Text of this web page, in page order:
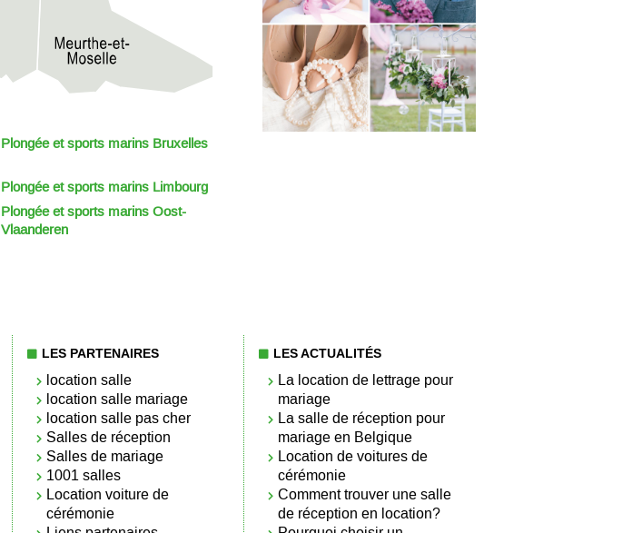
Plongée et sports marins Bruxelles
Plongée et sports marins Limbourg
Plongée et sports marins Oost-
Vlaanderen
LES PARTENAIRES
location salle
location salle mariage
location salle pas cher
Salles de réception
Salles de mariage
1001 salles
Location voiture de
cérémonie
LES ACTUALITÉS
La location de lettrage pour
mariage
La salle de réception pour
mariage en Belgique
Location de voitures de
cérémonie
Comment trouver une salle
de réception en location?